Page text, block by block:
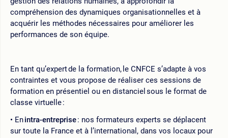
compréhension des dynamiques organisationnelles et à
acquérir les méthodes nécessaires pour améliorer les
performances de son équipe.
En tant qu’expert de la formation, le CNFCE s’adapte à vos
contraintes et vous propose de réaliser ces sessions de
formation en présentiel ou en distanciel sous le format de
classe virtuelle :
Enintra-entreprise: nos formateurs experts se déplacent
sur toute la France et à l’international, dans vos locaux pour